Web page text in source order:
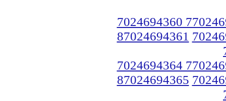
7024694360
87024694361
7024694364
87024694365